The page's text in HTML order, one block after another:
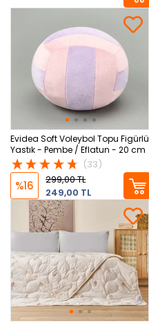
Evidea Soft Voleybol Topu Figürlü
Yastık - Pembe / Eflatun - 20 cm
(33)
%16
299,00 TL
249,00 TL